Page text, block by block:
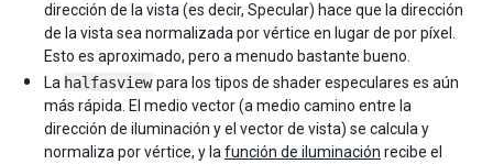
dirección de la vista (es decir, Specular) hace que la dirección
de la vista sea normalizada por vértice en lugar de por píxel.
Esto es aproximado, pero a menudo bastante bueno.
La halfasview para los tipos de shader especulares es aún
más rápida. El medio vector (a medio camino entre la
dirección de iluminación y el vector de vista) se calcula y
normaliza por vértice, y la función de iluminación recibe el